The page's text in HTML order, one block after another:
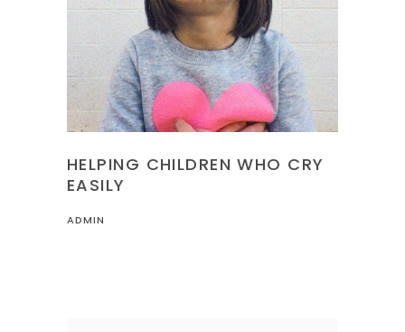
HELPING CHILDREN WHO CRY
EASILY
ADMIN